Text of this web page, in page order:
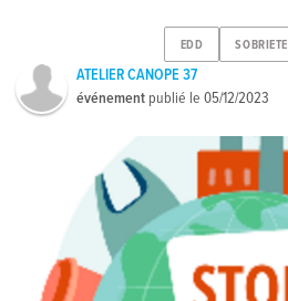
EDD SOBRIETE
ATELIER CANOPE 37
événement publié le05/12/2023